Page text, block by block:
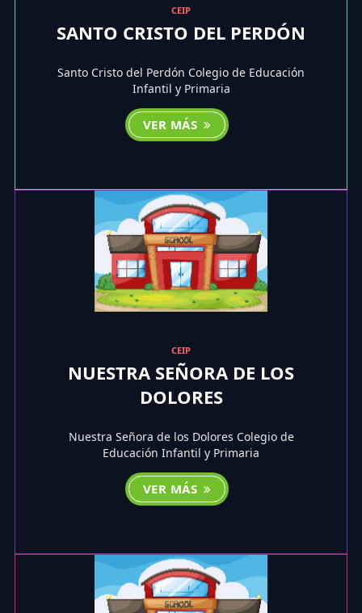
CEIP
SANTO CRISTO DEL PERDÓN
Santo Cristo del Perdón Colegio de Educación
Infantil y Primaria
VER MÁS
CEIP
NUESTRA SEÑORA DE LOS
DOLORES
Nuestra Señora de los Dolores Colegio de
Educación Infantil y Primaria
VER MÁS